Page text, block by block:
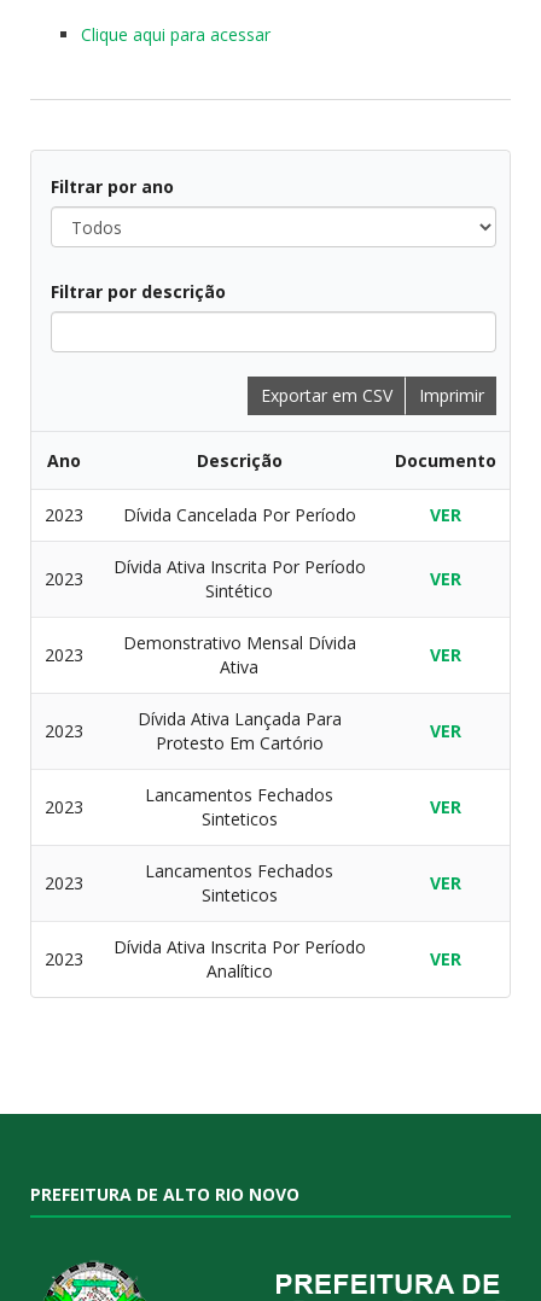
Clique aqui para acessar
Filtrar por ano
Todos
Filtrar por descrição
Exportar em CSV Imprimir
Ano Descrição Documento
2023 Dívida Cancelada Por Período VER
2023
Dívida Ativa Inscrita Por Período
Sintético
VER
2023
Demonstrativo Mensal Dívida
Ativa
VER
2023
Dívida Ativa Lançada Para
Protesto Em Cartório
VER
2023
Lancamentos Fechados
Sinteticos
VER
2023
Lancamentos Fechados
Sinteticos
VER
2023
Dívida Ativa Inscrita Por Período
Analítico
VER
PREFEITURA DE ALTO RIO NOVO